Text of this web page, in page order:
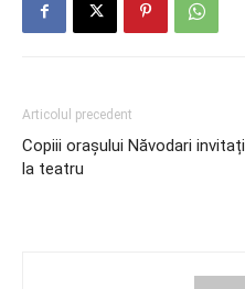
Articolul precedent
Copiii orașului Năvodari invitați
la teatru